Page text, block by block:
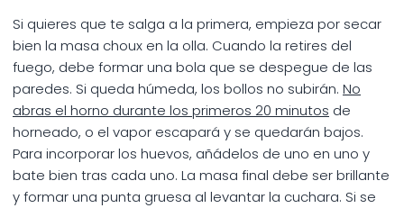
Si quieres que te salga a la primera, empieza por secar
bien la masa choux en la olla. Cuando la retires del
fuego, debe formar una bola que se despegue de las
paredes. Si queda húmeda, los bollos no subirán. No
abras el horno durante los primeros 20 minutos de
horneado, o el vapor escapará y se quedarán bajos.
Para incorporar los huevos, añádelos de uno en uno y
bate bien tras cada uno. La masa final debe ser brillante
y formar una punta gruesa al levantar la cuchara. Si se